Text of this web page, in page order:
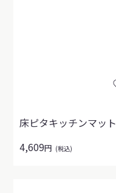
床ピタキッチンマット
4,609円 (税込)